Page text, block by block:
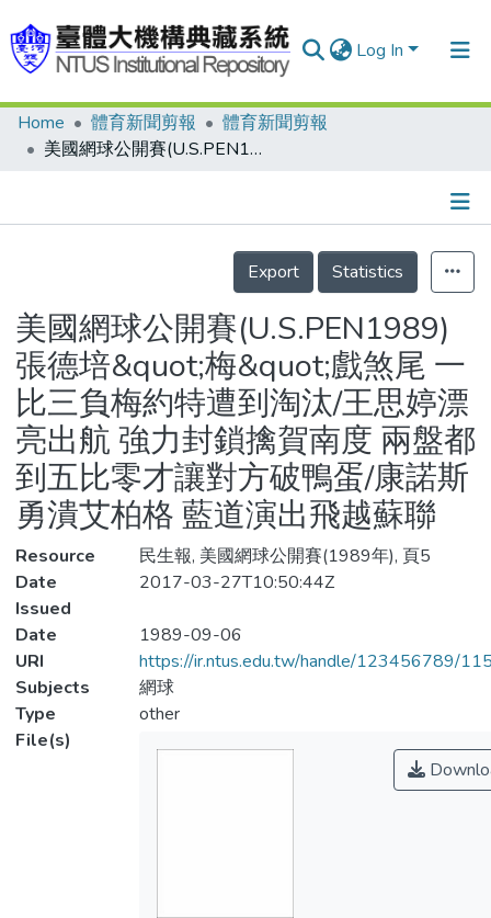
Log In
Communities & Collections
Statistics
Home 體育新聞剪報
體育新聞剪報
美國網球公開賽(U.S.PEN1989) 張德培&quot;梅&quot;戲煞尾 一比三負梅約特遭到淘汰/王思婷漂亮出航 強力封鎖擒賀南度 兩盤都到五比零才讓對方破鴨蛋/康諾斯勇潰艾柏格 藍道演出飛越蘇聯
Details
Export
Statistics
美國網球公開賽(U.S.PEN1989)
張德培&quot;梅&quot;戲煞尾 一
比三負梅約特遭到淘汰/王思婷漂
亮出航 強力封鎖擒賀南度 兩盤都
到五比零才讓對方破鴨蛋/康諾斯
勇潰艾柏格 藍道演出飛越蘇聯
Resource
民生報, 美國網球公開賽(1989年), 頁5
Date
Issued
2017-03-27T10:50:44Z
Date
1989-09-06
URI
https://ir.ntus.edu.tw/handle/123456789/
Subjects
網球
Type
other
File(s)